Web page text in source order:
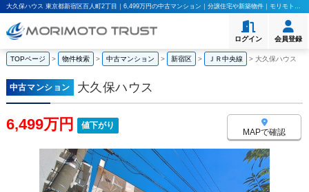
大久保ハウス 東京都新宿区百人町2丁目｜6,499万円の中古マンション｜分譲住宅や新築物件｜モリモト・トラスト株式会社
ログイン 会員登録
TOPページ > 物件検索 > 中古マンション > 新宿区 > ＪＲ中央線 > 大久保ハウス
中古マンション 大久保ハウス
6,499万円 値下がり
MAPで確認